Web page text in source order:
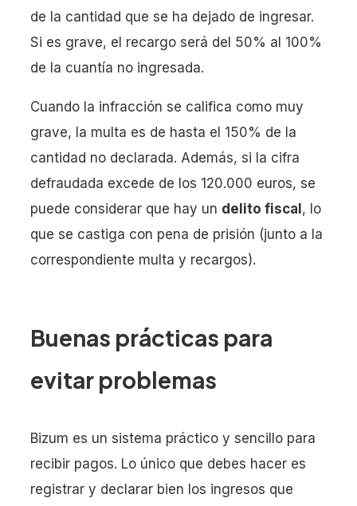
de la cantidad que se ha dejado de ingresar.
Si es grave, el recargo será del 50% al 100%
de la cuantía no ingresada.
Cuando la infracción se califica como muy
grave, la multa es de hasta el 150% de la
cantidad no declarada. Además, si la cifra
defraudada excede de los 120.000 euros, se
puede considerar que hay un delito fiscal, lo
que se castiga con pena de prisión (junto a la
correspondiente multa y recargos).
Buenas prácticas para
evitar problemas
Bizum es un sistema práctico y sencillo para
recibir pagos. Lo único que debes hacer es
registrar y declarar bien los ingresos que